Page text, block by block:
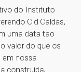
do Instituto
Cid Caldas,
uma data tão
valor do que os
em nossa
construída,